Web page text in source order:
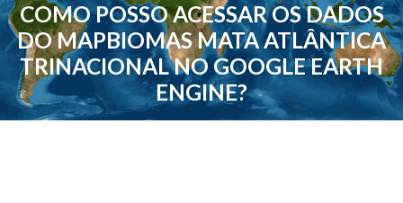
COMO POSSO ACESSAR OS DADOS
DO MAPBIOMAS MATA ATLÂNTICA
TRINACIONAL NO GOOGLE EARTH
ENGINE?